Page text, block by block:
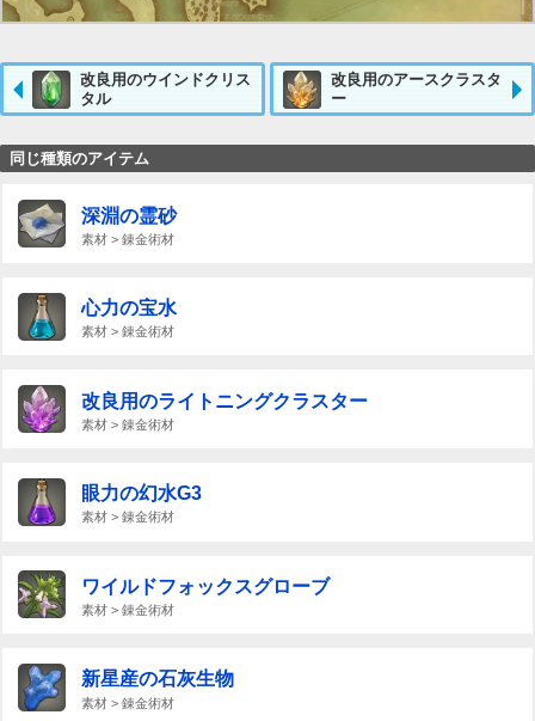
改良用のウインドクリス
タル
改良用のアースクラスタ
ー
同じ種類のアイテム
深淵の霊砂
素材 > 錬金術材
心力の宝水
素材 > 錬金術材
改良用のライトニングクラスター
素材 > 錬金術材
眼力の幻水G3
素材 > 錬金術材
ワイルドフォックスグローブ
素材 > 錬金術材
新星産の石灰生物
素材 > 錬金術材